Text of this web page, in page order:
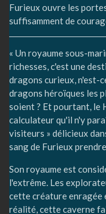
Furieux ouvre les
suffisamment de
« Un royaume sous-
richesses, c'est une
dragons curieux, n'est-
dragons héroïques les
soient ? Et pourtant, le
calculateur qu'il n'y
visiteurs » délicieux
sang de Furieux
Son royaume est
l'extrême. Les
cette créature enragée
réalité, cette caverne